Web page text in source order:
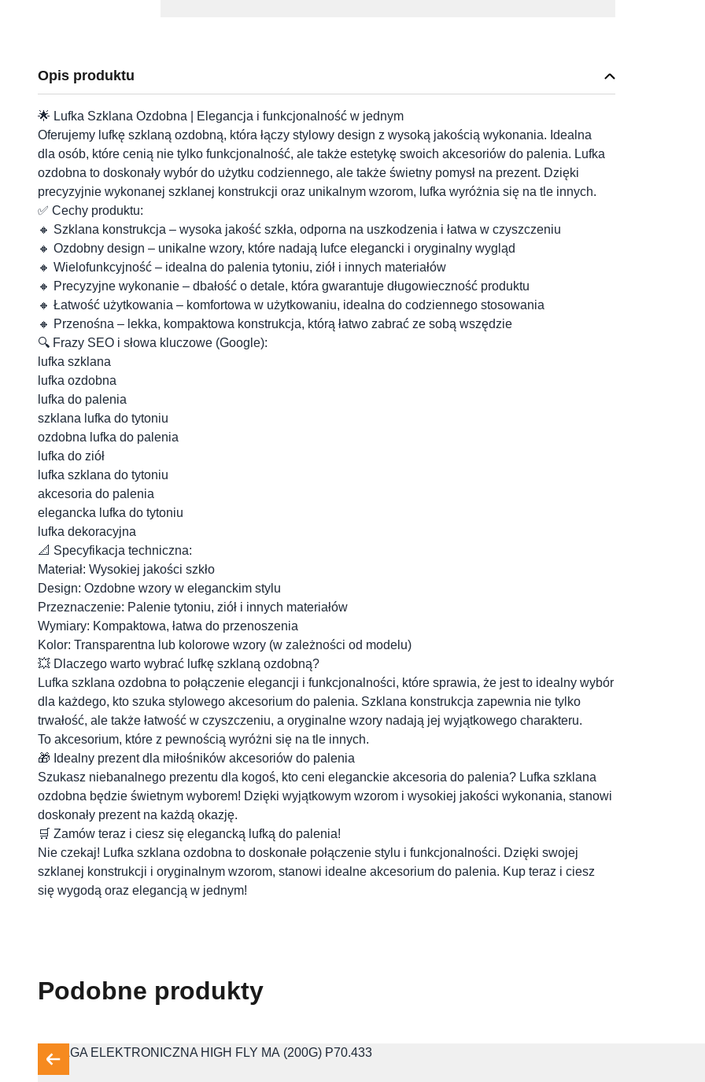
Opis produktu
🌟 Lufka Szklana Ozdobna | Elegancja i funkcjonalność w jednym
Oferujemy lufkę szklaną ozdobną, która łączy stylowy design z wysoką jakością wykonania. Idealna
dla osób, które cenią nie tylko funkcjonalność, ale także estetykę swoich akcesoriów do palenia. Lufka
ozdobna to doskonały wybór do użytku codziennego, ale także świetny pomysł na prezent. Dzięki
precyzyjnie wykonanej szklanej konstrukcji oraz unikalnym wzorom, lufka wyróżnia się na tle innych.
✅ Cechy produktu:
🔸 Szklana konstrukcja – wysoka jakość szkła, odporna na uszkodzenia i łatwa w czyszczeniu
🔸 Ozdobny design – unikalne wzory, które nadają lufce elegancki i oryginalny wygląd
🔸 Wielofunkcyjność – idealna do palenia tytoniu, ziół i innych materiałów
🔸 Precyzyjne wykonanie – dbałość o detale, która gwarantuje długowieczność produktu
🔸 Łatwość użytkowania – komfortowa w użytkowaniu, idealna do codziennego stosowania
🔸 Przenośna – lekka, kompaktowa konstrukcja, którą łatwo zabrać ze sobą wszędzie
🔍 Frazy SEO i słowa kluczowe (Google):
lufka szklana
lufka ozdobna
lufka do palenia
szklana lufka do tytoniu
ozdobna lufka do palenia
lufka do ziół
lufka szklana do tytoniu
akcesoria do palenia
elegancka lufka do tytoniu
lufka dekoracyjna
📐 Specyfikacja techniczna:
Materiał: Wysokiej jakości szkło
Design: Ozdobne wzory w eleganckim stylu
Przeznaczenie: Palenie tytoniu, ziół i innych materiałów
Wymiary: Kompaktowa, łatwa do przenoszenia
Kolor: Transparentna lub kolorowe wzory (w zależności od modelu)
💥 Dlaczego warto wybrać lufkę szklaną ozdobną?
Lufka szklana ozdobna to połączenie elegancji i funkcjonalności, które sprawia, że jest to idealny wybór
dla każdego, kto szuka stylowego akcesorium do palenia. Szklana konstrukcja zapewnia nie tylko
trwałość, ale także łatwość w czyszczeniu, a oryginalne wzory nadają jej wyjątkowego charakteru.
To akcesorium, które z pewnością wyróżni się na tle innych.
🎁 Idealny prezent dla miłośników akcesoriów do palenia
Szukasz niebanalnego prezentu dla kogoś, kto ceni eleganckie akcesoria do palenia? Lufka szklana
ozdobna będzie świetnym wyborem! Dzięki wyjątkowym wzorom i wysokiej jakości wykonania, stanowi
doskonały prezent na każdą okazję.
🛒 Zamów teraz i ciesz się elegancką lufką do palenia!
Nie czekaj! Lufka szklana ozdobna to doskonałe połączenie stylu i funkcjonalności. Dzięki swojej
szklanej konstrukcji i oryginalnym wzorom, stanowi idealne akcesorium do palenia. Kup teraz i ciesz
się wygodą oraz elegancją w jednym!
Podobne produkty